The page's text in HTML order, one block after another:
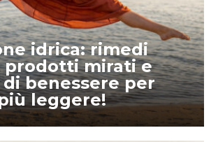
idrica: rimedi
prodotti mirati e
benessere per
leggere!